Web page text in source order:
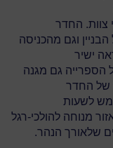
החדר
וגם מהכניסה
ישיר
הספרייה גם מגנה
של החדר
לשעות
מנוחה להולכי-רגל
שלאורך הנהר.